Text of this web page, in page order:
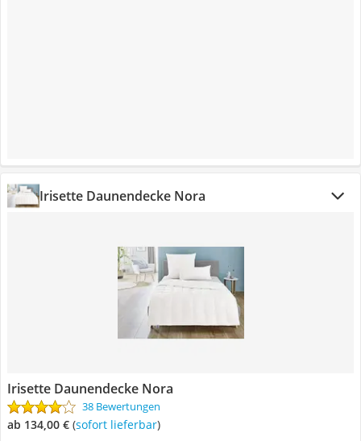
Irisette Daunendecke Nora
Irisette Daunendecke Nora
38 Bewertungen
ab 134,00 € ( Sofort lieferbar)